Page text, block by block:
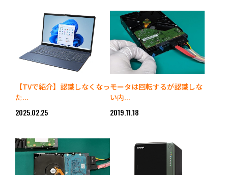
【TVで紹介】認識しなくなっ
た...
2025.02.25
モータは回転するが認識しな
い内...
2019.11.18